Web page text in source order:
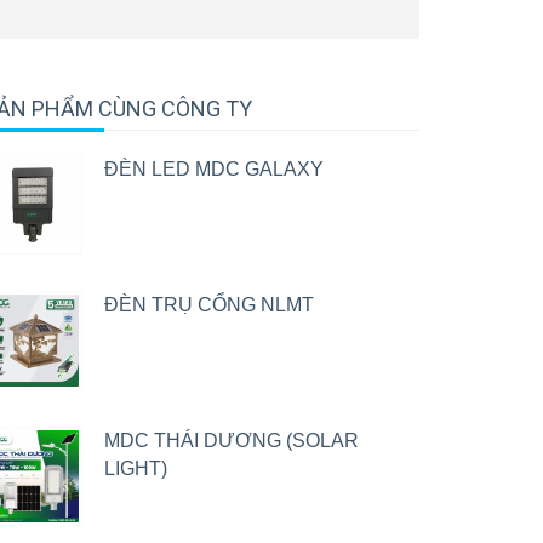
PHẨM CÙNG CÔNG TY
ĐÈN LED MDC GALAXY
ĐÈN TRỤ CỔNG NLMT
MDC THÁI DƯƠNG (SOLAR
LIGHT)